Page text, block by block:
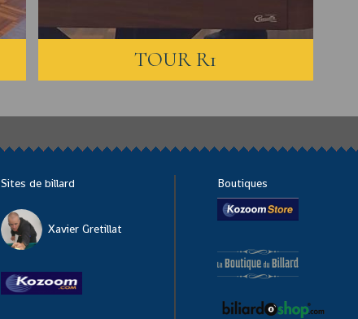
TOUR R1
Sites de billard
Xavier Gretillat
Boutiques